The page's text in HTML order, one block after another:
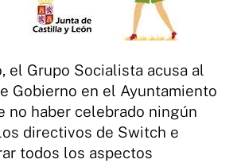
el Grupo Socialista acusa al
Gobierno en el Ayuntamiento
no haber celebrado ningún
directivos de Switch e
todos los aspectos